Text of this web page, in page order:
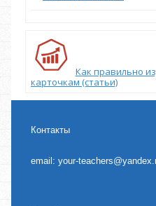
Как правильно
карточкам (статьи)
Контакты
email:your-